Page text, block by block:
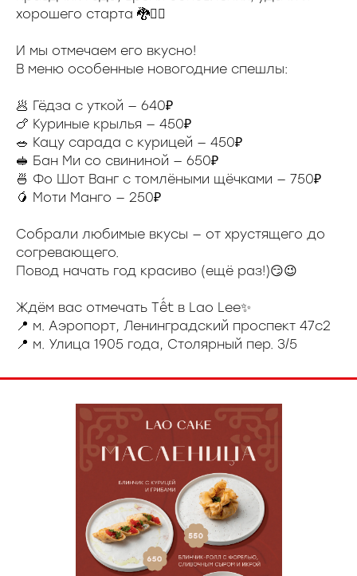
хорошего старта 🐉☝🏼
И мы отмечаем его вкусно!
В меню особенные новогодние спешлы:
🥟 Гёдза с уткой — 640₽
🍗 Куриные крылья — 450₽
🥗 Кацу сарада с курицей — 450₽
🥪 Бан Ми со свининой — 650₽
🍜 Фо Шот Ванг с томлёными щёчками — 750₽
🥭 Моти Манго — 250₽
Собрали любимые вкусы — от хрустящего до
согревающего.
Повод начать год красиво (ещё раз!)😏😉
Ждём вас отмечать Тết в Lao Lee✨
📍 м. Аэропорт, Ленинградский проспект 47с2
📍 м. Улица 1905 года, Столярный пер. 3/5